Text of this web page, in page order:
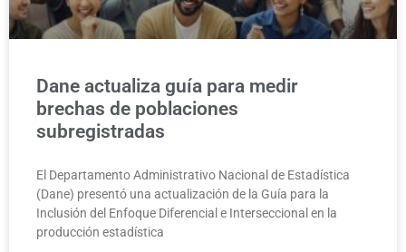
Dane actualiza guía para medir
brechas de poblaciones
subregistradas
El Departamento Administrativo Nacional de Estadística
(Dane) presentó una actualización de la Guía para la
Inclusión del Enfoque Diferencial e Interseccional en la
producción estadística